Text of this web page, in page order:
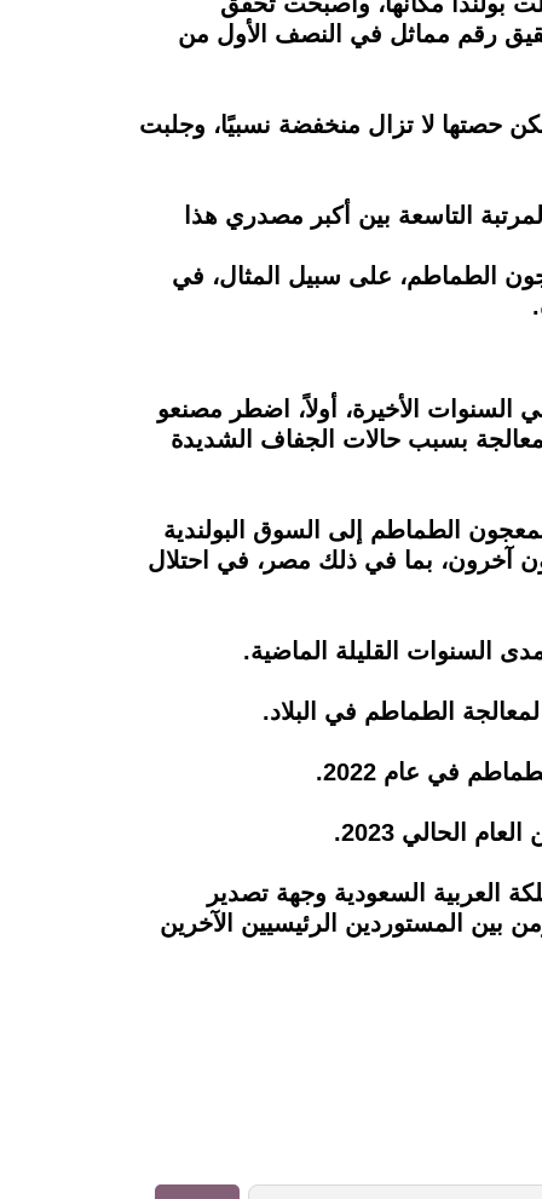
إيرادات بقيمة 10 ملايين دولار بين جميع الدول في عام 2022، وتم تحقيق رقم مماثل في النصف الأول من
حصتها لا تزال منخفضة نسبيًا، وجلبت
التاسعة بين أكبر مصدري هذا
الطماطم، على سبيل المثال، في
الأخيرة، أولاً، اضطر مصنعو
بسبب حالات الجفاف الشديدة
الطماطم إلى السوق البولندية
آخرون، بما في ذلك مصر، في احتلال
السنوات القليلة الماضية.
الطماطم في البلاد.
في عام 2022.
السعودية وجهة تصدير
سنويًا، ومن بين المستوردين الرئيسيين الآخرين